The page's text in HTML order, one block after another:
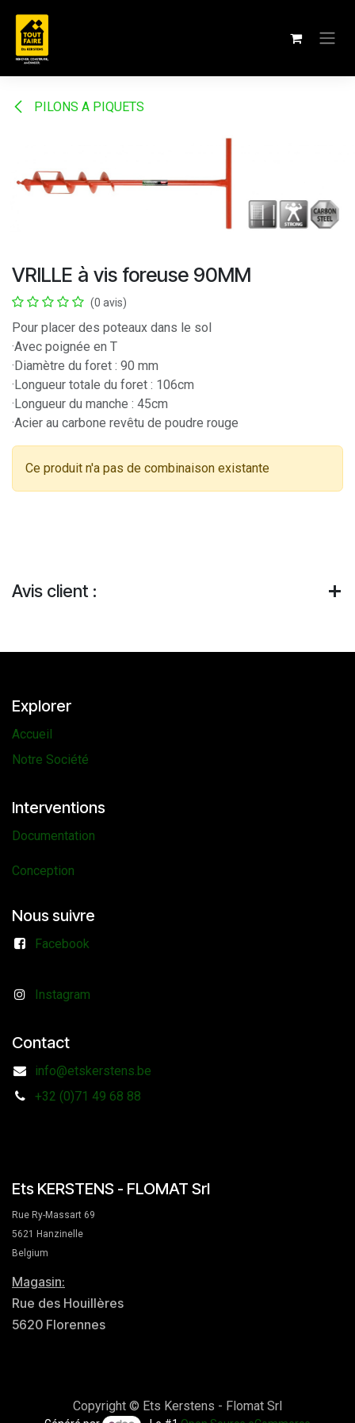
PILONS A PIQUETS
VRILLE à vis foreuse 90MM
(0 avis)
Pour placer des poteaux dans le sol
·Avec poignée en T
·Diamètre du foret : 90 mm
·Longueur totale du foret : 106cm
·Longueur du manche : 45cm
·Acier au carbone revêtu de poudre rouge
Ce produit n'a pas de combinaison existante
Avis client :
Explorer
Accueil
Notre Société
Interventions
Documentation
Conception
Nous suivre
Facebook
Instagram
Contact
info@etskerstens.be
+32 (0)71 49 68 88
Ets KERSTENS - FLOMAT Srl
Rue Ry-Massart 69
5621 Hanzinelle
Belgium
Magasin:
Rue des Houillères
5620 Florennes
Copyright © Ets Kerstens - Flomat Srl